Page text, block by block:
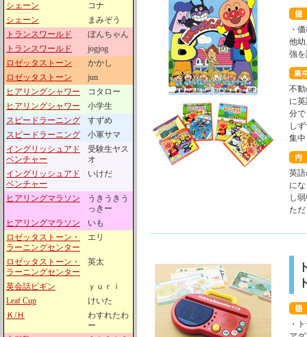
シェーン
コナ
シェーン
まみぞう
トランスワールド
ぼんちゃん
トランスワールド
jogjog
ロゼッタストーン
かかし
ロゼッタストーン
jun
ヒアリングシャワー
コタロー
ヒアリングシャワー
小学生
スピードラーニング
すずめ
スピードラーニング
小軍サマ
イングリッシュアド
ベンチャー
受験生ヤス
オ
イングリッシュアド
ベンチャー
いけだ
ヒアリングマラソン
うきうきう
っきー
ヒアリングマラソン
いも
ロゼッタストーン・
ラーニングセンター
エリ
ロゼッタストーン・
ラーニングセンター
英太
英会話ビギン
ｙｕｒｉ
Leaf Cup
けいた
Ｋ/Ｈ
わすれたわ
ー
・
他
強
不
に
分
し
集
英
に
し
た
・